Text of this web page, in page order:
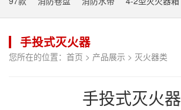
手投式灭火器
您所在的位置： 首页 > 产品展示 > 灭火器类
手投式灭火器